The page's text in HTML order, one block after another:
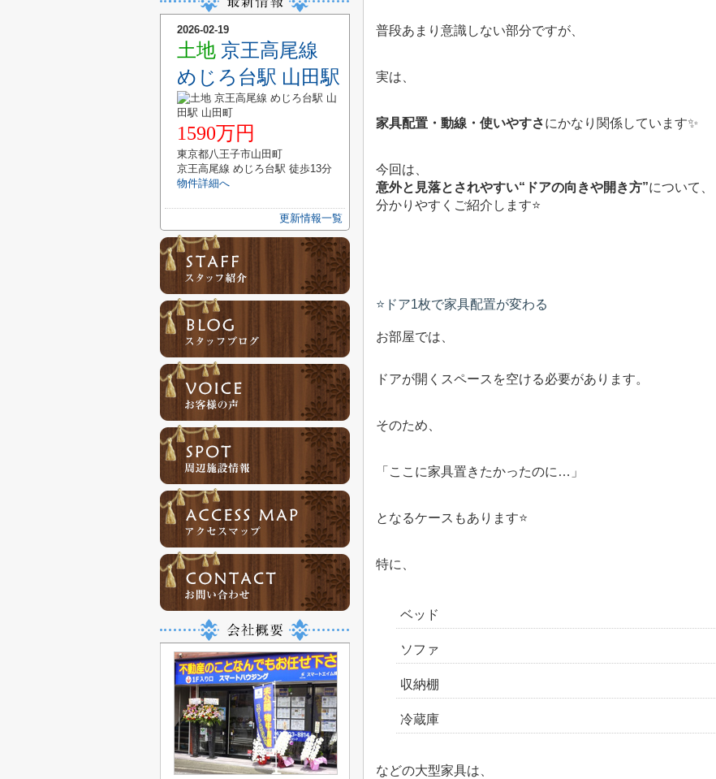
普段あまり意識しない部分ですが、
実は、
家具配置・動線・使いやすさにかなり関係しています✨
今回は、
意外と見落とされやすい“ドアの向きや開き方”について、
分かりやすくご紹介します⭐️
⭐️ドア1枚で家具配置が変わる
お部屋では、
ドアが開くスペースを空ける必要があります。
そのため、
「ここに家具置きたかったのに…」
となるケースもあります⭐️
特に、
ベッド
ソファ
収納棚
冷蔵庫
などの大型家具は、
2026-02-19
土地 京王高尾線
めじろ台駅 山田駅
1590万円
東京都八王子市山田町
京王高尾線 めじろ台駅 徒歩13分
物件詳細へ
更新情報一覧